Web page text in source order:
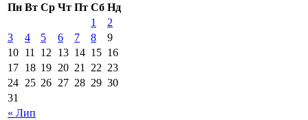
Пн Вт Ср Чт Пт Сб Нд
« Лип
1
2
3
4 5 6 7 8
9
10 11 12 13 14 15 16
17 18 19 20 21 22 23
24 25 26 27 28 29 30
31